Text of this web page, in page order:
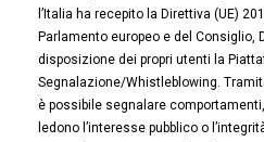
l’Italia ha recepito la Direttiva (UE)
Parlamento europeo e del Consiglio,
disposizione dei propri utenti la
Segnalazione/Whistleblowing.
è possibile segnalare
ledono l’interesse pubblico o